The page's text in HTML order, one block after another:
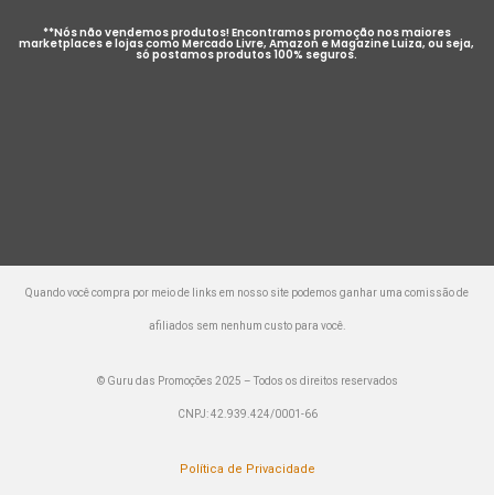
**Nós não vendemos produtos! Encontramos promoção nos maiores
marketplaces e lojas como Mercado Livre, Amazon e Magazine Luiza, ou seja,
só postamos produtos 100% seguros.
Quando você compra por meio de links em nosso site podemos ganhar uma comissão de
afiliados sem nenhum custo para você.
© Guru das Promoções 2025 – Todos os direitos reservados
CNPJ: 42.939.424/0001-66
Política de Privacidade